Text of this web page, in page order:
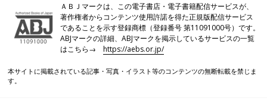
赤ちゃんの意識があり、目がまだ開いている状態で、活動時間内
に布団（ベッド）に下ろします。
もし、そのときに大泣きしても、抱っこせず、まず「大丈夫だ
よ、ママ（パパ）はここにいるからね」と声かけをします。
それでも泣き続ける場合は、おでこをやさしくなで、手のひらを
ＡＢＪマークは、この電子書店・電子書籍配信サービスが、
著作権者からコンテンツ使用許諾を得た正規版配信サービス
であることを示す登録商標（登録番号 第11091000号）です。
ABJマークの詳細、ABJマークを掲示しているサービスの一覧
はこちら→https://aebs.or.jp/
本サイトに掲載されている記事・写真・イラスト等のコンテンツの無断転載を禁じま
す。